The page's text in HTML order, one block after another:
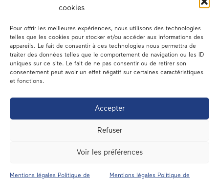
cookies
Pour offrir les meilleures expériences, nous utilisons des technologies
telles que les cookies pour stocker et/ou accéder aux informations des
appareils. Le fait de consentir à ces technologies nous permettra de
traiter des données telles que le comportement de navigation ou les ID
uniques sur ce site. Le fait de ne pas consentir ou de retirer son
consentement peut avoir un effet négatif sur certaines caractéristiques
et fonctions.
Accepter
Refuser
Voir les préférences
Mentions légales Politique de Mentions légales Politique de
Votre député
Dans les médias
En circonscription
A l’assemblée
Contact